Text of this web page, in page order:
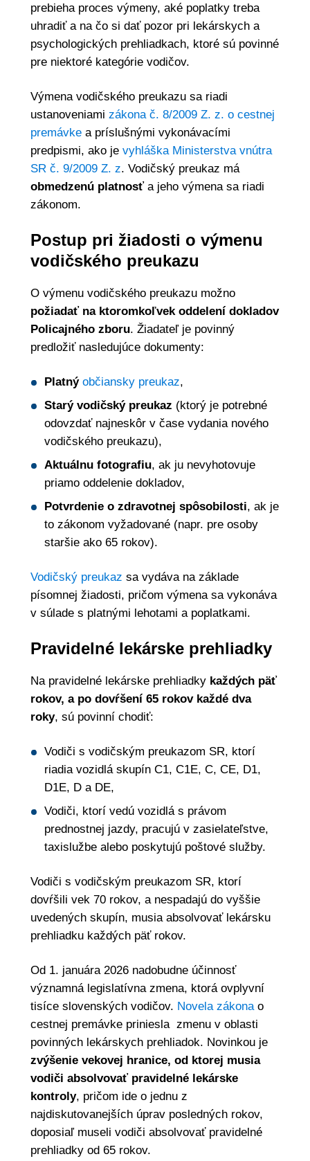
prebieha proces výmeny, aké poplatky treba
uhradiť a na čo si dať pozor pri lekárskych a
psychologických prehliadkach, ktoré sú povinné
pre niektoré kategórie vodičov.
Výmena vodičského preukazu sa riadi
ustanoveniami zákona č. 8/2009 Z. z. o cestnej
premávkea príslušnými vykonávacími
predpismi, ako je vyhláška Ministerstva vnútra
SR č. 9/2009 Z. z. Vodičský preukaz má
obmedzenú platnosťa jeho výmena sa riadi
zákonom.
Postup pri žiadosti o výmenu
vodičského preukazu
O výmenu vodičského preukazu možno
požiadať na ktoromkoľvek oddelení dokladov
Policajného zboru. Žiadateľ je povinný
predložiť nasledujúce dokumenty:
Platný občiansky preukaz,
Starý vodičský preukaz (ktorý je potrebné
odovzdať najneskôr v čase vydania nového
vodičského preukazu),
Aktuálnu fotografiu, ak ju nevyhotovuje
priamo oddelenie dokladov,
Potvrdenie o zdravotnej spôsobilosti, ak je
to zákonom vyžadované (napr. pre osoby
staršie ako 65 rokov).
Vodičský preukaz sa vydáva na základe
písomnej žiadosti, pričom výmena sa vykonáva
v súlade s platnými lehotami a poplatkami.
Pravidelné lekárske prehliadky
Na pravidelné lekárske prehliadky každých päť
rokov, a po dovŕšení 65 rokov každé dva
roky, sú povinní chodiť:
Vodiči s vodičským preukazom SR, ktorí
riadia vozidlá skupín C1, C1E, C, CE, D1,
D1E, D a DE,
Vodiči, ktorí vedú vozidlá s právom
prednostnej jazdy, pracujú v zasielateľstve,
taxislužbe alebo poskytujú poštové služby.
Vodiči s vodičským preukazom SR, ktorí
dovŕšili vek 70 rokov, a nespadajú do vyššie
uvedených skupín, musia absolvovať lekársku
prehliadku každých päť rokov.
Od 1. januára 2026 nadobudne účinnosť
významná legislatívna zmena, ktorá ovplyvní
tisíce slovenských vodičov. Novela zákonao
cestnej premávke priniesla zmenu v oblasti
povinných lekárskych prehliadok. Novinkou je
zvýšenie vekovej hranice, od ktorej musia
vodiči absolvovať pravidelné lekárske
kontroly, pričom ide o jednu z
najdiskutovanejších úprav posledných rokov,
doposiaľ museli vodiči absolvovať pravidelné
prehliadky od 65 rokov.